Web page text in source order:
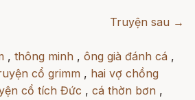
Truyện sau →
, thông minh , ông già đánh cá ,
cổ grimm , hai vợ chồng
cổ tích Đức , cá thờn bơn ,